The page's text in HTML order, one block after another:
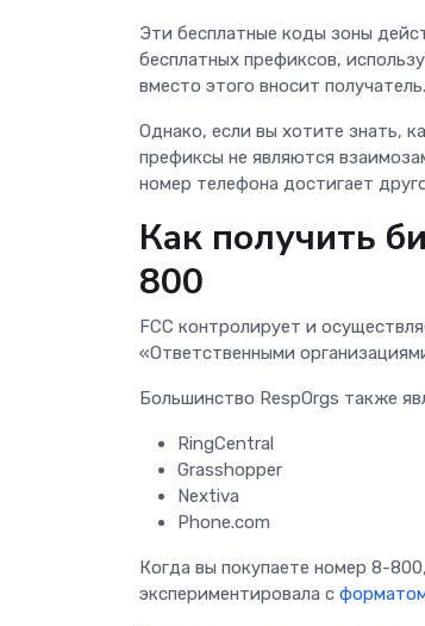
Эти бесплатные коды зоны
бесплатных префиксов,
вместо этого вносит получатель.
Однако, если вы хотите знать,
префиксы не являются
номер телефона достигает
Как получить
800
FCC контролирует и
«Ответственными
Большинство RespOrgs также
RingCentral
Grasshopper
Nextiva
Phone.com
Когда вы покупаете номер 8-
экспериментировала с